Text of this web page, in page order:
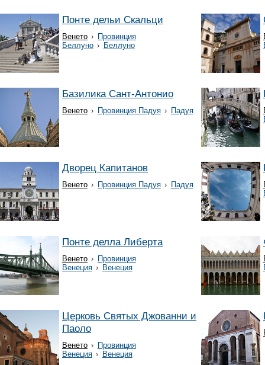
Понте дельи Скальци
Венето › Провинция
Беллуно › Беллуно
Базилика Сант-Антонио
Венето › Провинция Падуя › Падуя
Дворец Капитанов
Венето › Провинция Падуя › Падуя
Понте делла Либерта
Венето › Провинция
Венеция › Венеция
Церковь Святых Джованни и
Паоло
Венето › Провинция
Венеция › Венеция